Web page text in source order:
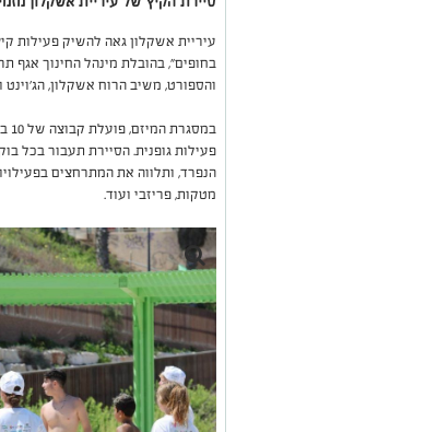
עיריית אשקלון גאה להשיק פעילות
בחופים", בהובלת מינהל החינוך אגף
והספורט, משיב הרוח אשקלון, הג'וינט
הנפרד, ותלווה את המתרחצים
מטקות, פריזבי ועוד.